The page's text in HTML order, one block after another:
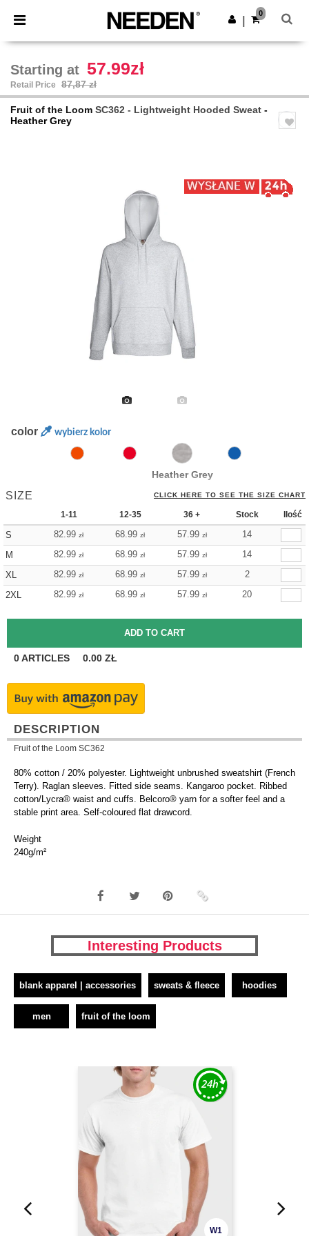
× Aplikacja Needen
Lepsze ceny w aplikacji!
Pobierz app
0
Starting at 57.99zł
Retail Price 87,87 zł
Fruit of the Loom SC362 - Lightweight Hooded Sweat -
Heather Grey
color wybierz kolor
Heather Grey
SIZE CLICK HERE TO SEE THE SIZE CHART
1-11 12-35 36 + Stock Ilość
S 82.99 zł 68.99 zł 57.99 zł
14
M
82.99 zł 68.99 zł 57.99 zł
14
XL
82.99 zł 68.99 zł 57.99 zł
2
2XL
82.99 zł 68.99 zł 57.99 zł 20
0ARTICLES 0.00 ZŁ
DESCRIPTION
Fruit of the Loom SC362
80% cotton / 20% polyester. Lightweight unbrushed sweatshirt (French
Terry). Raglan sleeves. Fitted side seams. Kangaroo pocket. Ribbed
cotton/Lycra® waist and cuffs. Belcoro® yarn for a softer feel and a
stable print area. Self-coloured flat drawcord.
Weight
240g/m²
Interesting Products
blank apparel | accessories sweats & fleece hoodies
men fruit of the loom
W1